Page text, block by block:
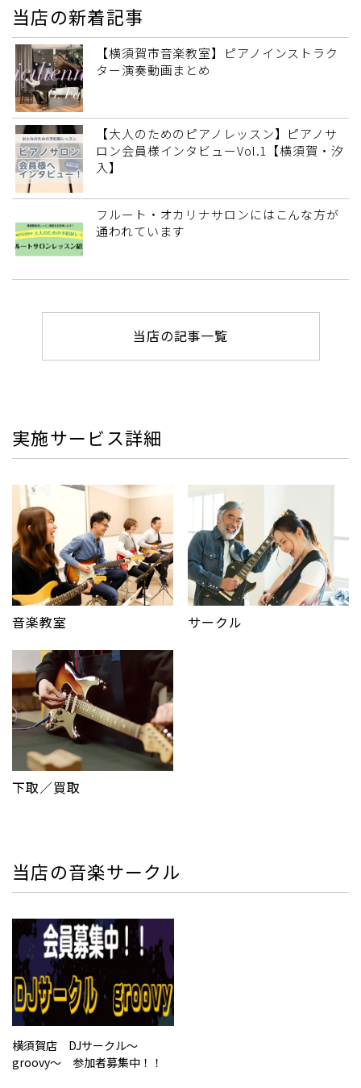
当店の新着記事
【横須賀市音楽教室】ピアノインストラク
ター演奏動画まとめ
【大人のためのピアノレッスン】ピアノサ
ロン会員様インタビューVol.1【横須賀・汐
入】
フルート・オカリナサロンにはこんな方が
通われています
当店の記事一覧
実施サービス詳細
音楽教室 サークル
下取／買取
当店の音楽サークル
横須賀店 DJサークル～
groovy～ 参加者募集中！！